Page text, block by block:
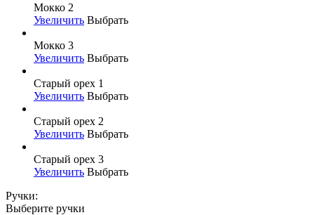
Мокко 2
Увеличить Выбрать
Мокко 3
Увеличить Выбрать
Старый орех 1
Увеличить Выбрать
Старый орех 2
Увеличить Выбрать
Старый орех 3
Увеличить Выбрать
Ручки:
Выберите ручки